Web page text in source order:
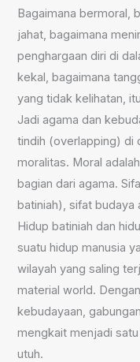
Bagaimana bermoral,
jahat, bagaimana
penghargaan diri di
kekal, bagaimana
yang tidak kelihatan,
Jadi agama dan
tindih (overlapping) di
moralitas. Moral
bagian dari agama.
batiniah), sifat budaya
Hidup batiniah dan
suatu hidup manusia
wilayah yang saling
material world.
kebudayaan,
mengkait menjadi
utuh.